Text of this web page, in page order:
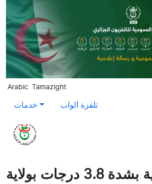
Skip to main content
Arabic Tamazight
خدمات تلفزة الواب
هزة أرضية بشدة 3.8 درجات بولاية